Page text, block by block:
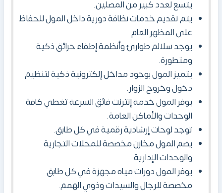
يتسع لعدد كبير من المصلين.
يتم تقديم خدمات نظافة دورية داخل المولللحفاظ
على المظهر العام.
يوجد سلالم طوارئ وأنظمة إطفاء حرائق ذكية
ومتطورة.
يتميز المولبوجود مداخل إلكترونية ذكية لتنظيم
دخول وخروج الزوار.
يوفر المولخدمة إنترنت فائق السرعة تغطي كافة
الوحدات والأماكن العامة.
توجد لوحات إرشادية رقمية في كل طابق.
يضم المولمخازن مخصصة للمحلات التجارية
والوحدات الإدارية.
يوفر المول دورات مياه مجهزة في كل طابق
مخصصة للرجال والسيدات وذوي الهمم.